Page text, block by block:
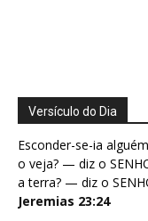
Versículo do Dia
Esconder-se-ia
o veja? — diz o
a terra? — diz o
Jeremias 23:24